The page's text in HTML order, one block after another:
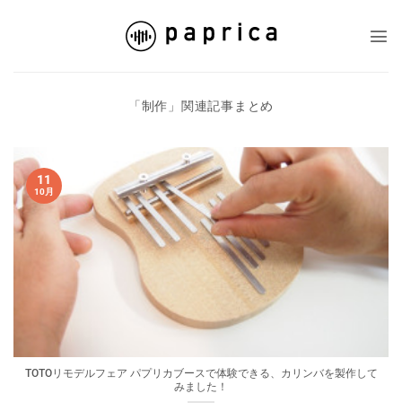
「 制作 」関連記事まとめ
TOTOリモデルフェア パプリカブースで体験できる、カリンバを製作して
みました！
11
10月